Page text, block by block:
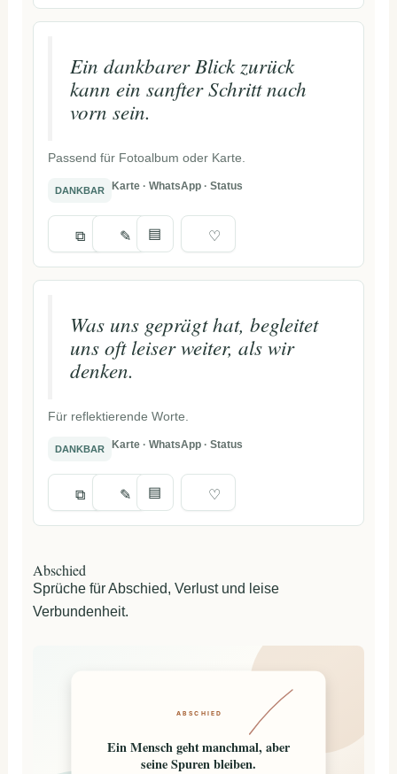
Ein dankbarer Blick zurück
kann ein sanfter Schritt nach
vorn sein.
Passend für Fotoalbum oder Karte.
DANKBAR Karte · WhatsApp · Status
⧉ ✎ ▤ ♡
Was uns geprägt hat, begleitet
uns oft leiser weiter, als wir
denken.
Für reflektierende Worte.
DANKBAR Karte · WhatsApp · Status
⧉ ✎ ▤ ♡
Abschied
Sprüche für Abschied, Verlust und leise
Verbundenheit.
ABSCHIED
Ein Mensch geht manchmal, aber
seine Spuren bleiben.